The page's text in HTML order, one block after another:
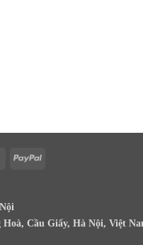
Cash
PayPal
Cầu Giấy, Hà Nội, Việt